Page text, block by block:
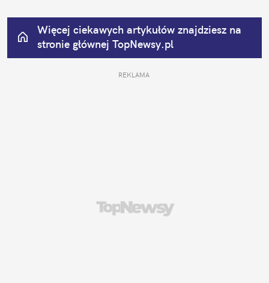
Więcej ciekawych artykułów znajdziesz na
stronie głównej TopNewsy.pl
REKLAMA